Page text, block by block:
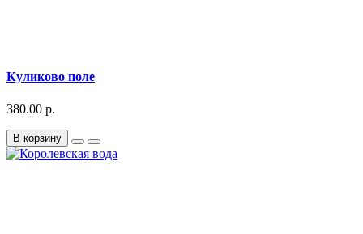
Куликово поле
380.00 р.
В корзину